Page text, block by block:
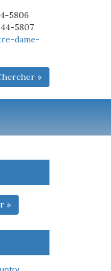
5806
5807
dame-
»
»